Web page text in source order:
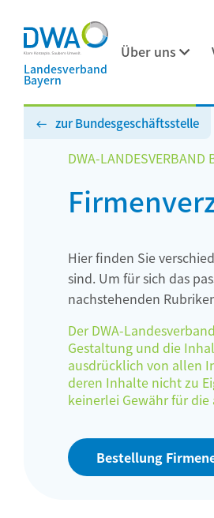
Landesverband
Bayern
Über uns
zur Bundesgeschäftsstelle
DWA-LANDESVERBAND
Hier finden Sie
sind. Um für sich das
nachstehenden
Der DWA-
Gestaltung und die
ausdrücklich von allen
deren Inhalte nicht zu
keinerlei Gewähr für
Bestellung